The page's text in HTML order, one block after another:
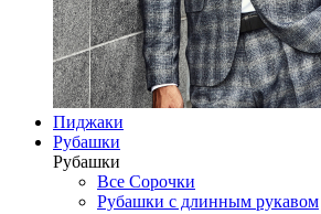
Пиджаки
Рубашки
Рубашки
Все Сорочки
Рубашки с длинным рукавом